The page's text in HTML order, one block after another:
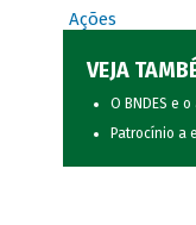
Ações
VEJA
O BNDES e
Patrocínio a